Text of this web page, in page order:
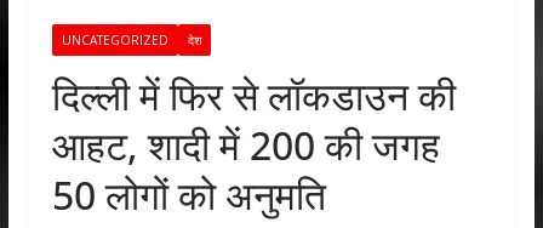
UNCATEGORIZED देश
दिल्ली में फिर से लॉकडाउन की
आहट, शादी में 200 की जगह
50 लोगों को अनुमति